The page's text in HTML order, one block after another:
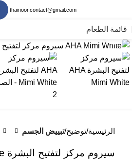
thainoor.contact@gmail.com
قائمة الطعام
انقر للتكبير
الرئيسية توضيح تبييض الجسم
سيروم مركز لتفتيح البشرة AHA Mimi White